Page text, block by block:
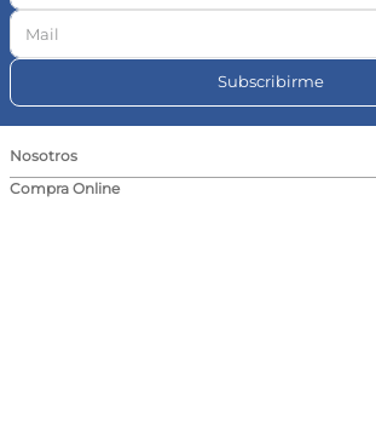
Subscribirme
Nosotros
Compra Online